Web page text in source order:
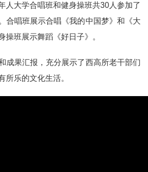
人大学合唱班和健身操班共30 人参加了
合唱班展示合唱《我的中国梦》和《大
操班展示舞蹈《好日子》。
成果汇报，充分展示了西高所老干部们
所乐的文化生活。